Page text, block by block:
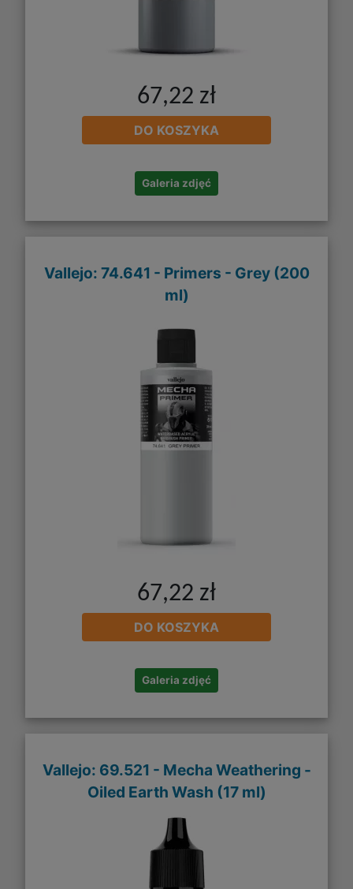
67,22 zł
DO KOSZYKA
Galeria zdjęć
Vallejo: 74.641 - Primers - Grey (200
ml)
67,22 zł
DO KOSZYKA
Galeria zdjęć
Vallejo: 69.521 - Mecha Weathering -
Oiled Earth Wash (17 ml)